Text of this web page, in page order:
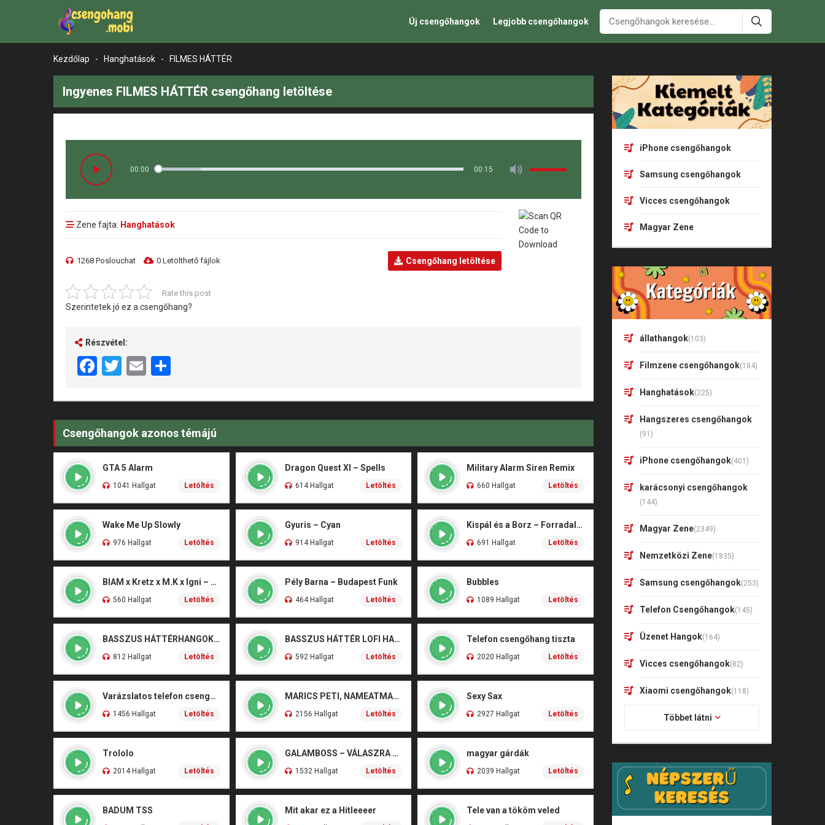
Új csengőhangok Legjobb csengőhangok
Kezdőlap - Hanghatások - FILMES HÁTTÉR
Ingyenes FILMES HÁTTÉR csengőhang letöltése
00:00 00:15
Zene fajta: Hanghatások
1268 Poslouchat 0 Letölthető fájlok Csengőhang letöltése
Rate this post
Szerintetek jó ez a csengőhang?
Részvétel:
Facebook
Twitter
Email
Csengőhangok azonos témájú
GTA 5 Alarm
1041 Hallgat Letöltés
Dragon Quest XI – Spells
614 Hallgat Letöltés
Military Alarm Siren Remix
660 Hallgat Letöltés
Wake Me Up Slowly
976 Hallgat Letöltés
Gyuris – Cyan
914 Hallgat Letöltés
Kispál és a Borz – Forradalmár
691 Hallgat Letöltés
BIAM x Kretz x M.K x Igni – Hazudd a világnak
560 Hallgat Letöltés
Pély Barna – Budapest Funk
464 Hallgat Letöltés
Bubbles
1089 Hallgat Letöltés
BASSZUS HÁTTÉRHANGOK 5
812 Hallgat Letöltés
BASSZUS HÁTTÉR LOFI HANGOK NCPRIME
592 Hallgat Letöltés
Telefon csengőhang tiszta
2020 Hallgat Letöltés
Varázslatos telefon csengőhang
1456 Hallgat Letöltés
MARICS PETI, NAMEATMARK, DOÓR – VÁRATLAN
2156 Hallgat Letöltés
Sexy Sax
2927 Hallgat Letöltés
Trololo
2014 Hallgat Letöltés
GALAMBOSS – VÁLASZRA VÁRVA
1532 Hallgat Letöltés
magyar gárdák
2039 Hallgat Letöltés
BADUM TSS Mit akar ez a Hitleeeer Tele van a tököm veled
iPhone csengőhangok
Samsung csengőhangok
Vicces csengőhangok
Magyar Zene
állathangok(103)
Filmzene csengőhangok(184)
Hanghatások(225)
Hangszeres csengőhangok
(91)
iPhone csengőhangok(401)
karácsonyi csengőhangok
(144)
Magyar Zene(2349)
Nemzetközi Zene(1835)
Samsung csengőhangok(253)
Telefon Csengőhangok(145)
Üzenet Hangok(164)
Vicces csengőhangok(82)
Xiaomi csengőhangok(118)
Többet látni